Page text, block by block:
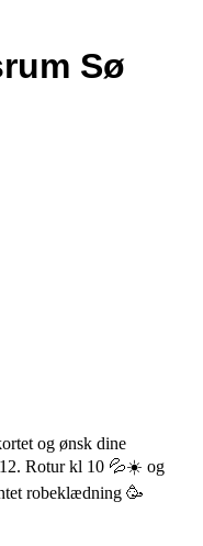
Sø
og ønsk dine
. Roturkl 10 💦☀️ og
robeklædning 🥳